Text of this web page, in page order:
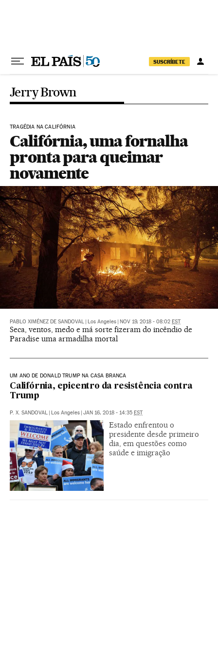
SUSCRÍBETE
Jerry Brown
TRAGÉDIA NA CALIFÓRNIA
Califórnia, uma fornalha
pronta para queimar
novamente
PABLO XIMÉNEZ DE SANDOVAL Los Angeles NOV 19, 2018 - 08:02 EST
Seca, ventos, medo e má sorte fizeram do incêndio de
Paradise uma armadilha mortal
UM ANO DE DONALD TRUMP NA CASA BRANCA
Califórnia, epicentro da resistência contra
Trump
P. X. SANDOVAL Los Angeles JAN 16, 2018 - 14:35 EST
Estado enfrentou o
presidente desde primeiro
dia, em questões como
saúde e imigração